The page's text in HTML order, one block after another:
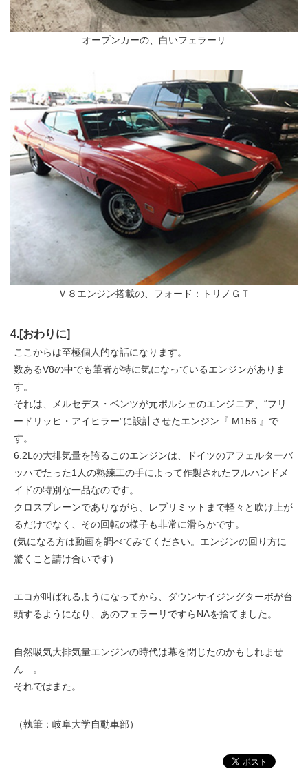
オープンカーの、白いフェラーリ
Ｖ８エンジン搭載の、フォード：トリノＧＴ
4.[おわりに]
ここからは至極個人的な話になります。
数あるV8の中でも筆者が特に気になっているエンジンがありま
す。
それは、メルセデス・ベンツが元ポルシェのエンジニア、“フリ
ードリッヒ・アイヒラー”に設計させたエンジン『 M156 』で
す。
6.2Lの大排気量を誇るこのエンジンは、ドイツのアフェルターバ
ッハでたった1人の熟練工の手によって作製されたフルハンドメ
イドの特別な一品なのです。
クロスプレーンでありながら、レブリミットまで軽々と吹け上が
るだけでなく、その回転の様子も非常に滑らかです。
(気になる方は動画を調べてみてください。エンジンの回り方に
驚くこと請け合いです)
エコが叫ばれるようになってから、ダウンサイジングターボが台
頭するようになり、あのフェラーリですらNAを捨てました。
自然吸気大排気量エンジンの時代は幕を閉じたのかもしれませ
ん…。
それではまた。
（執筆：岐阜大学自動車部）